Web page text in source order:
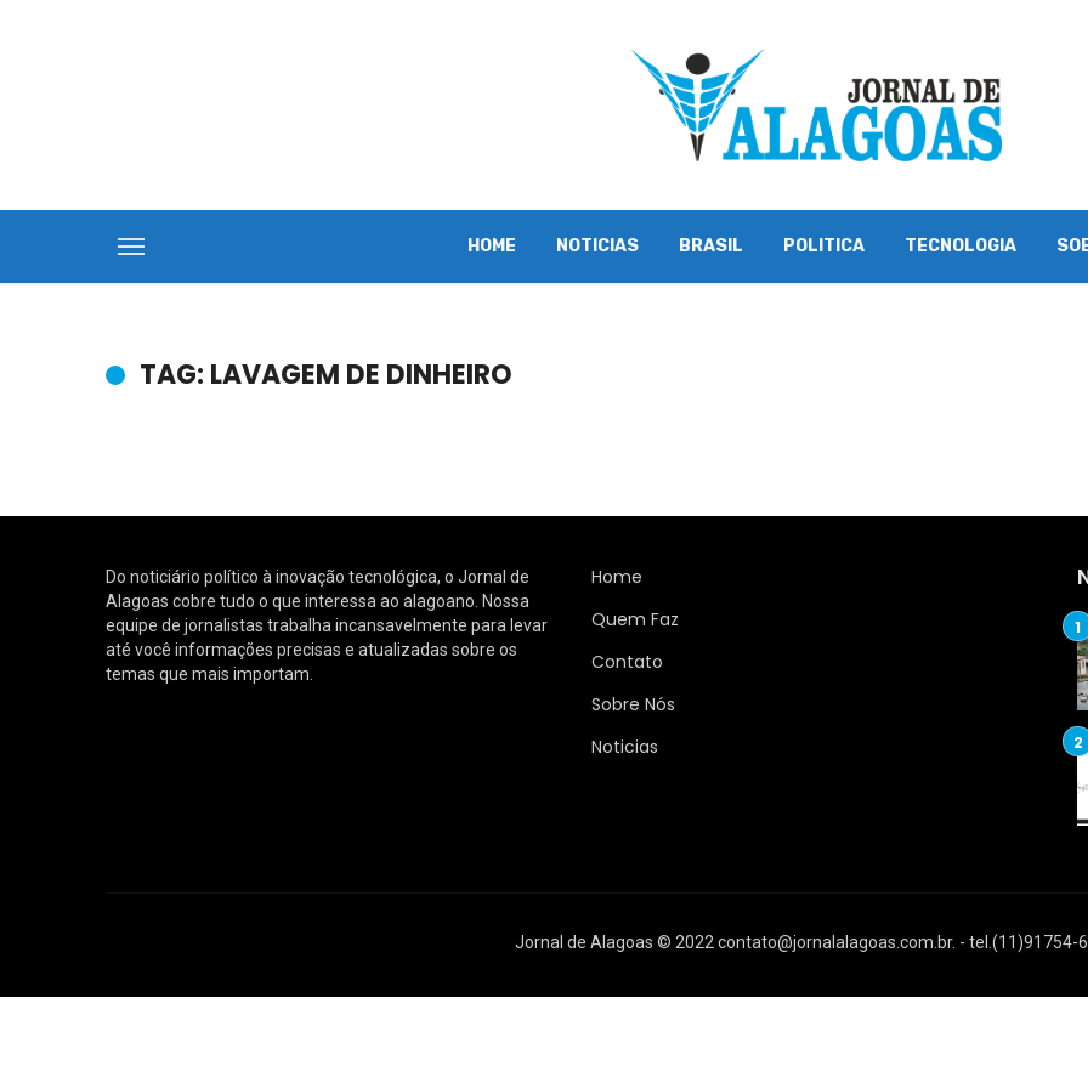
HOME NOTICIAS BRASIL POLITICA TECNOLOGIA
TAG: LAVAGEM DE DINHEIRO
Do noticiário político à inovação tecnológica, o Jornal de
Alagoas cobre tudo o que interessa ao alagoano. Nossa
equipe de jornalistas trabalha incansavelmente para levar
até você informações precisas e atualizadas sobre os
temas que mais importam.
Home
Quem Faz
Contato
Sobre Nós
Noticias
Jornal de Alagoas © 2022 contato@jornalalagoas.com.br. - tel.(11)91754-